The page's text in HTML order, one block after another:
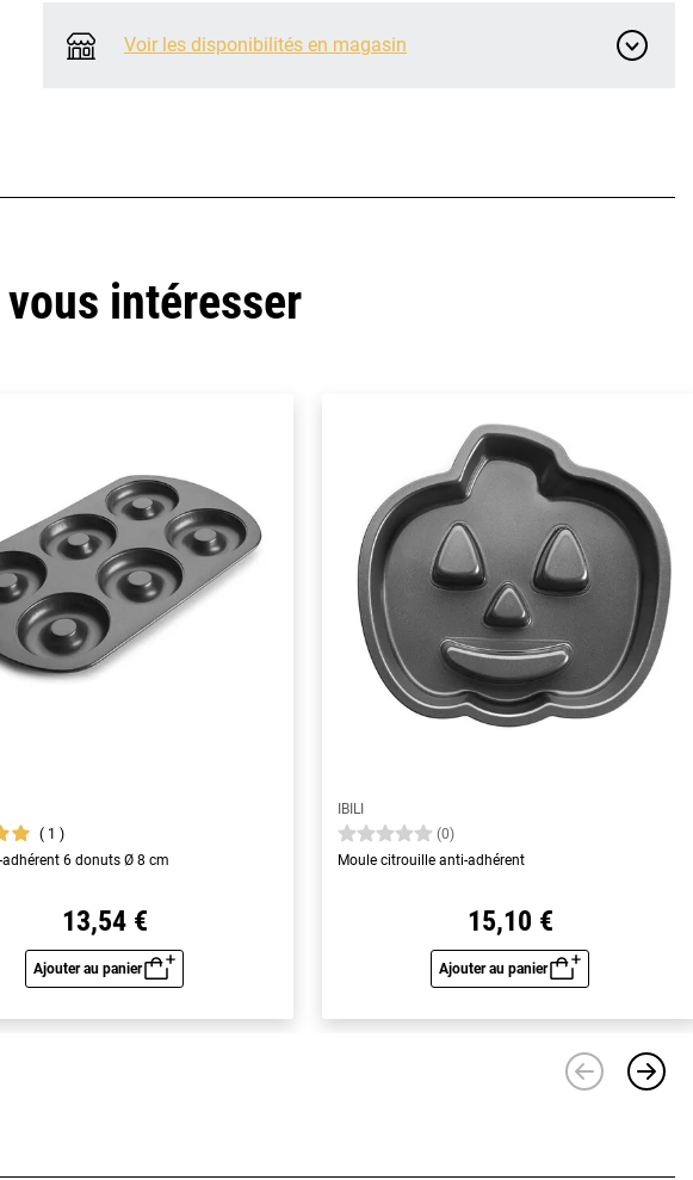
Voir les disponibilités en magasin
intéresser
1
adhérent 6 donuts Ø 8 cm
13,54 €
Ajouter au panier
Aperçu rapide
IBILI
(0)
Moule citrouille anti-adhérent
15,10 €
Ajouter au panier
Aperçu rapide